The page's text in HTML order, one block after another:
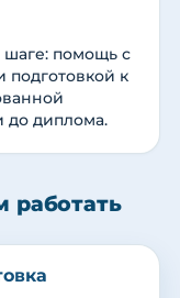
помощь с
подготовкой к
до диплома.
работать